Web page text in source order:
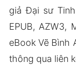
giả Đại sư
EPUB, AZW3,
eBook Vẽ Bình
thông qua liên